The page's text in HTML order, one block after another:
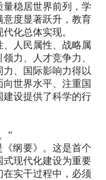
稳居世界前列，学
意度显著跃升，教育
化总体实现。
人民属性、战略属
力、人才竞争力、
、国际影响力得以
世界水平、注重国
建设提供了科学的行
”
《纲要》。这是首个
式现代化建设为重要
实干过程中，必须